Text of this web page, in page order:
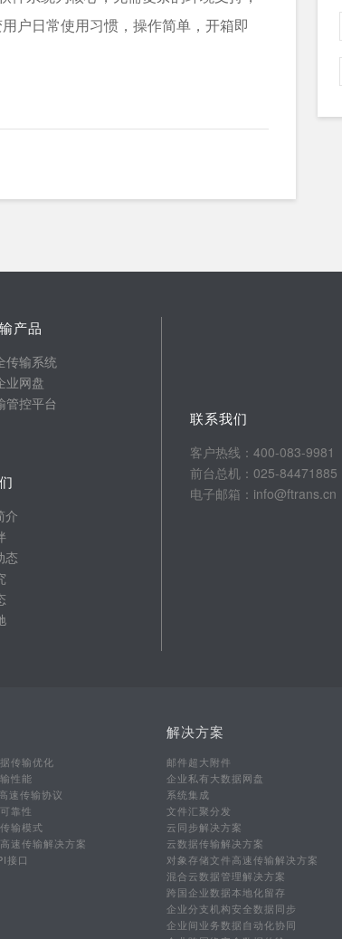
户日常使用习惯，操作简单，开箱即
产品
传输系统
业网盘
管控平台
介
态
联系我们
客户热线：400-083-9981
前台总机：025-84471885
电子邮箱：info@ftrans.cn
传输优化
性能
速传输协议
靠性
输模式
速传输解决方案
接口
解决方案
邮件超大附件
企业私有大数据网盘
系统集成
文件汇聚分发
云同步解决方案
云数据传输解决方案
对象存储文件高速传输解决方案
混合云数据管理解决方案
跨国企业数据本地化留存
企业分支机构安全数据同步
企业间业务数据自动化协同